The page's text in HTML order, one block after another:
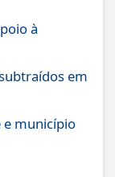
à
em
município